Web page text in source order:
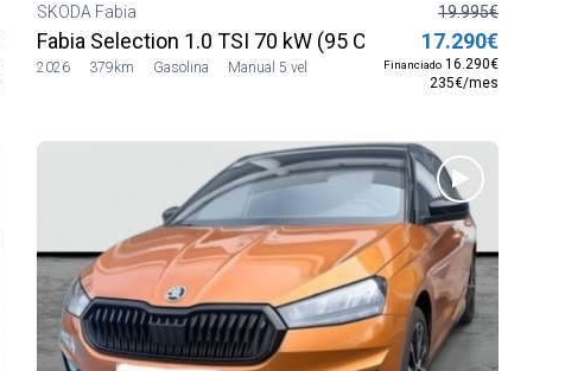
SKODA Fabia
Fabia Selection 1.0 TSI 70 kW (95 CV) Manual 5 vel.
2026 379km Gasolina Manual 5 vel
19.995€
17.290€
Financiado16.290€
235€/mes